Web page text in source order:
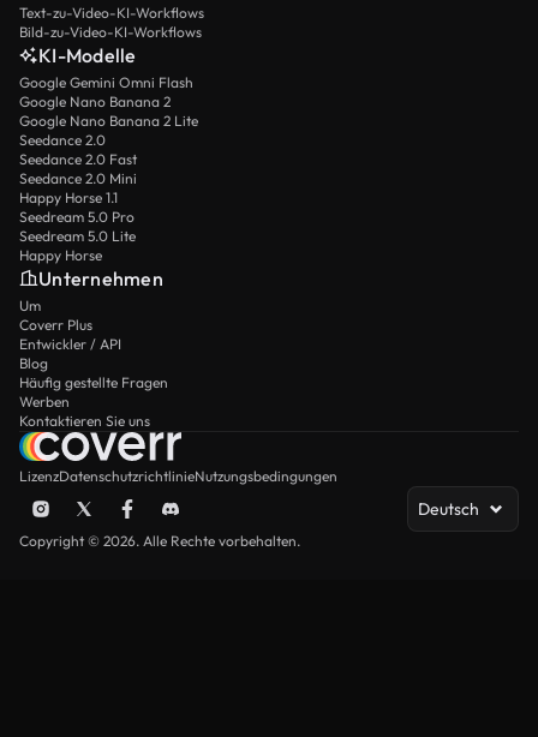
Text-zu-Video-KI-Workflows
Bild-zu-Video-KI-Workflows
KI-Modelle
Google Gemini Omni Flash
Google Nano Banana 2
Google Nano Banana 2 Lite
Seedance 2.0
Seedance 2.0 Fast
Seedance 2.0 Mini
Happy Horse 1.1
Seedream 5.0 Pro
Seedream 5.0 Lite
Happy Horse
Unternehmen
Um
Coverr Plus
Entwickler / API
Blog
Häufig gestellte Fragen
Werben
Kontaktieren Sie uns
LizenzDatenschutzrichtlinieNutzungsbedingungen
Deutsch
Copyright © 2026. Alle Rechte vorbehalten.